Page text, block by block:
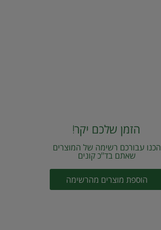
הזמן שלכם יקר!
הכנו עבורכם רשימה של המוצרים
שאתם בד"כ קונים
הוספת מוצרים מהרשימה